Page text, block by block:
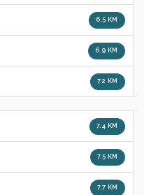
6.5 KM
6.9 KM
7.2 KM
7.4 KM
7.5 KM
7.7 KM